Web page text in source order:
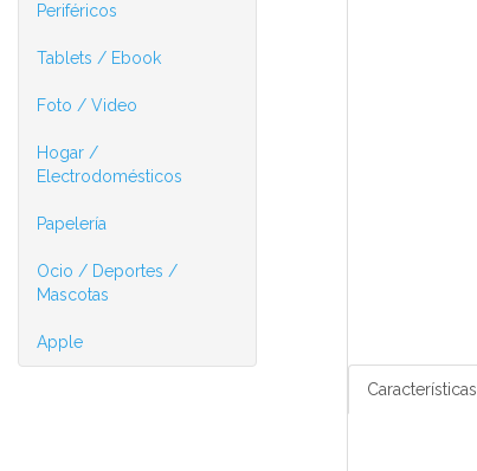
Periféricos
Tablets / Ebook
Foto / Video
Hogar /
Electrodomésticos
Papelería
Ocio / Deportes /
Mascotas
Apple
Características